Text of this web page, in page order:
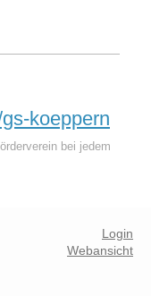
koeppern
bei jedem
Login
Webansicht